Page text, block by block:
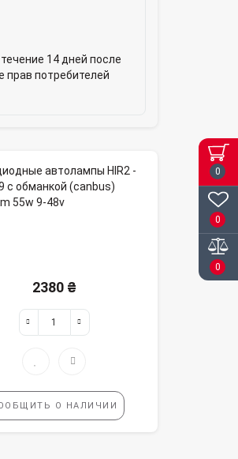
0
0
0
14 дней после
прав потребителей
автолампы HIR2 -
с обманкой (canbus)
55w 9-48v
2380 ₴
О НАЛИЧИИ